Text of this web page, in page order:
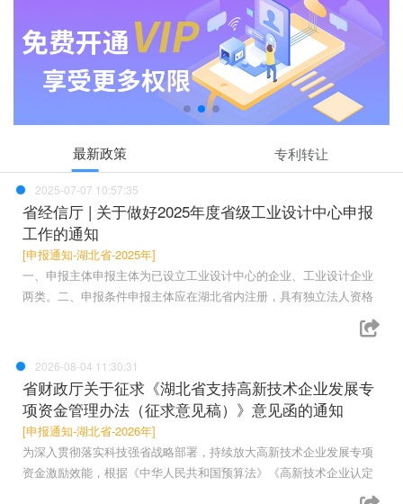
最新政策 专利转让
2025-07-07 10:57:35
省经信厅 | 关于做好2025年度省级工业设计中心申报
工作的通知
[申报通知-湖北省-2025年]
一、申报主体申报主体为已设立工业设计中心的企业、工业设计企业
两类。二、申报条件申报主体应在湖北省内注册，具有独立法人资格
2026-08-04 11:30:31
省财政厅关于征求《湖北省支持高新技术企业发展专
项资金管理办法（征求意见稿）》意见函的通知
[申报通知-湖北省-2026年]
为深入贯彻落实科技强省战略部署，持续放大高新技术企业发展专项
资金激励效能，根据《中华人民共和国预算法》《高新技术企业认定